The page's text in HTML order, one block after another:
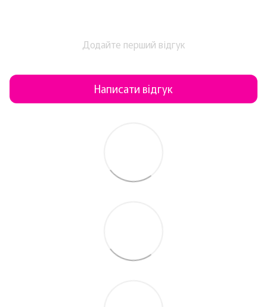
Додайте перший відгук
Написати відгук